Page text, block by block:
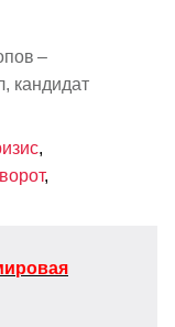
–
кандидат
,
,